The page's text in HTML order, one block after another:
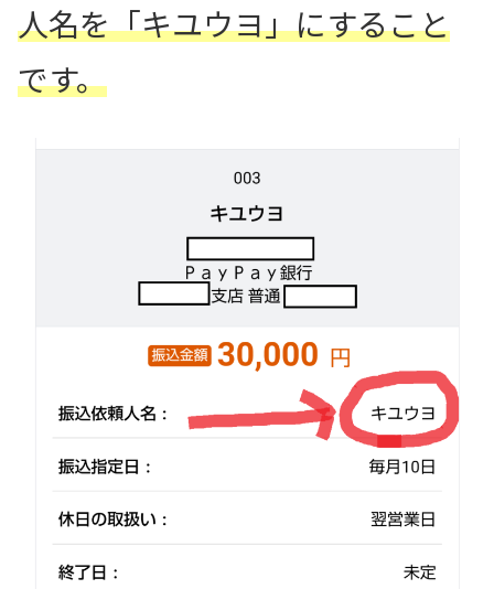
人名を「キユウヨ」にすること
です。